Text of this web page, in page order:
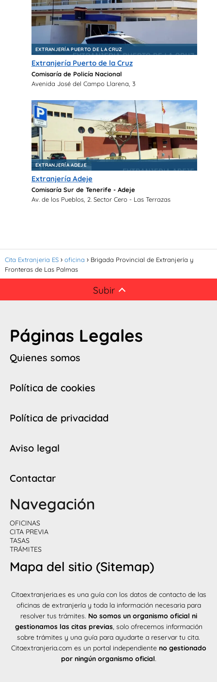
EXTRANJERÍA PUERTO DE LA CRUZ
Extranjería Puerto de la Cruz
Comisaría de Policía Nacional
Avenida José del Campo Llarena, 3
EXTRANJERÍA ADEJE
Extranjería Adeje
Comisaría Sur de Tenerife - Adeje
Av. de los Pueblos, 2. Sector Cero - Las Terrazas
Cita Extranjeria ES oficina
Brigada Provincial de Extranjería y
Fronteras de Las Palmas
Subir
Páginas Legales
Quienes somos
Política de cookies
Política de privacidad
Aviso legal
Contactar
Navegación
OFICINAS
CITA PREVIA
TASAS
TRÁMITES
Mapa del sitio (Sitemap)
Citaextranjeria.es es una guía con los datos de contacto de las
oficinas de extranjería y toda la información necesaria para
resolver tus trámites. No somos un organismo oficial ni
gestionamos las citas previas, solo ofrecemos información
sobre trámites y una guía para ayudarte a reservar tu cita.
Citaextranjeria.com es un portal independiente no gestionado
por ningún organismo oficial.